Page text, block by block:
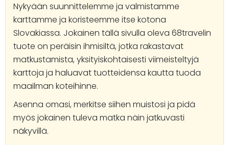
Nykyään suunnittelemme ja valmistamme
karttamme ja koristeemme itse kotona
Slovakiassa. Jokainen tällä sivulla oleva 68travelin
tuote on peräisin ihmisiltä, jotka rakastavat
matkustamista, yksityiskohtaisesti viimeisteltyjä
karttoja ja haluavat tuotteidensa kautta tuoda
maailman koteihinne.
Asenna omasi, merkitse siihen muistosi ja pidä
myös jokainen tuleva matka näin jatkuvasti
näkyvillä.